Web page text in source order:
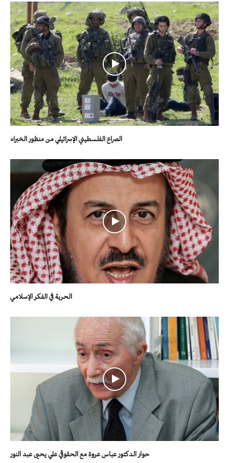
الصراع الفلسطيني الإسرائيلي من منظور الخبراء
الحرية في الفكر الإسلامي
حوار الدكتور عباس عروة مع الحقوقي علي يحيى عبد النور